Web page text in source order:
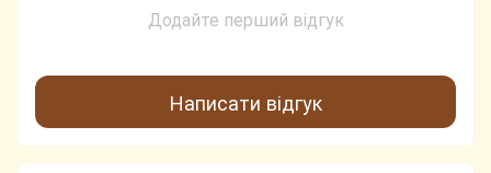
Додайте перший відгук
Написати відгук